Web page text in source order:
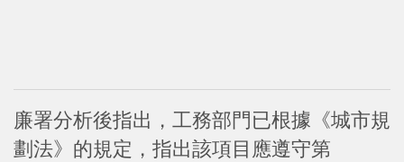
廉署分析後指出，工務部門已根據《城市規
劃法》的規定，指出該項目應遵守第